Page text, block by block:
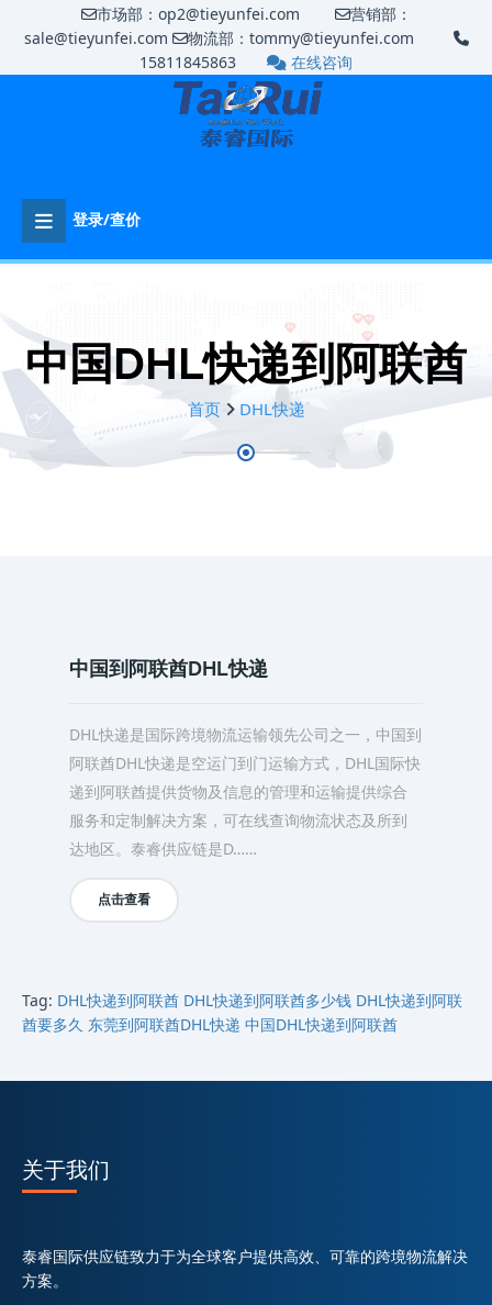
市场部：op2@tieyunfei.com
营销部：
sale@tieyunfei.com
物流部：tommy@tieyunfei.com
15811845863
在线咨询
登录/查价
中国DHL快递到阿联酋
首页 DHL快递
中国到阿联酋DHL快递
DHL快递是国际跨境物流运输领先公司之一，中国到
阿联酋DHL快递是空运门到门运输方式，DHL国际快
递到阿联酋提供货物及信息的管理和运输提供综合
服务和定制解决方案，可在线查询物流状态及所到
达地区。泰睿供应链是D……
点击查看
Tag: DHL快递到阿联酋 DHL快递到阿联酋多少钱 DHL快递到阿联
酋要多久 东莞到阿联酋DHL快递 中国DHL快递到阿联酋
关于我们
泰睿国际供应链致力于为全球客户提供高效、可靠的跨境物流解决
方案。